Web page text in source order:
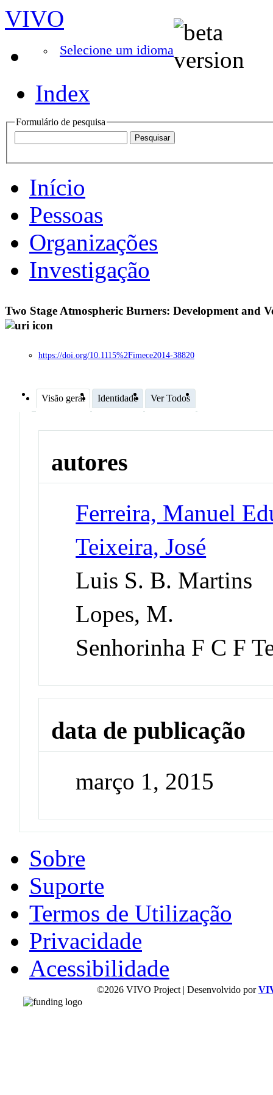
VIVO
Selecione um idioma
Index
Formulário de pesquisa
Início
Pessoas
Organizações
Investigação
Two Stage Atmospheric Burners: Development and
https://doi.org/10.1115%2Fimece2014-38820
Visão geral Identidade Ver Todos
autores
Ferreira, Manuel
Teixeira, José
Luis S. B. Martins
Lopes, M.
Senhorinha F C F
data de publicação
março 1, 2015
Sobre
Suporte
Termos de Utilização
Privacidade
Acessibilidade
©2026 VIVO Project | Desenvolvido por